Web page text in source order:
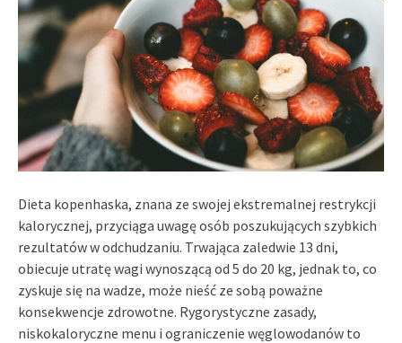
Dieta kopenhaska, znana ze swojej ekstremalnej restrykcji
kalorycznej, przyciąga uwagę osób poszukujących szybkich
rezultatów w odchudzaniu. Trwająca zaledwie 13 dni,
obiecuje utratę wagi wynoszącą od 5 do 20 kg, jednak to, co
zyskuje się na wadze, może nieść ze sobą poważne
konsekwencje zdrowotne. Rygorystyczne zasady,
niskokaloryczne menu i ograniczenie węglowodanów to